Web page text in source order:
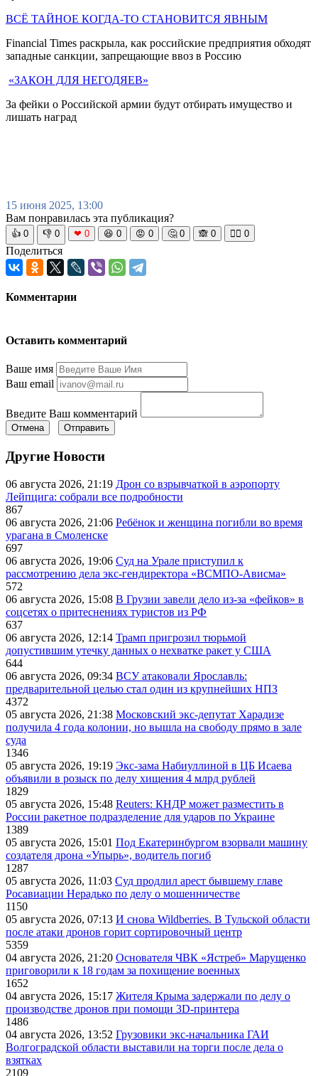
ВСЁ ТАЙНОЕ КОГДА-ТО СТАНОВИТСЯ ЯВНЫМ
Financial Times раскрыла, как российские предприятия обходят
западные санкции, запрещающие ввоз в Россию
«ЗАКОН ДЛЯ НЕГОДЯЕВ»
За фейки о Российской армии будут отбирать имущество и
лишать наград
15 июня 2025, 13:00
Вам понравилась эта публикация?
👍 0 👎 0 ❤ 0 😆 0 😡 0 🤔 0 🙈 0 🧘‍♀️ 0
Поделиться
Комментарии
Оставить комментарий
Ваше имя
Ваш email
Введите Ваш комментарий
Отмена Отправить
Другие Новости
06 августа 2026, 21:19 Дрон со взрывчаткой в аэропорту
Лейпцига: собрали все подробности
867
06 августа 2026, 21:06 Ребёнок и женщина погибли во время
урагана в Смоленске
697
06 августа 2026, 19:06 Суд на Урале приступил к
рассмотрению дела экс-гендиректора «ВСМПО-Ависма»
572
06 августа 2026, 15:08 В Грузии завели дело из-за «фейков» в
соцсетях о притеснениях туристов из РФ
637
06 августа 2026, 12:14 Трамп пригрозил тюрьмой
допустившим утечку данных о нехватке ракет у США
644
06 августа 2026, 09:34 ВСУ атаковали Ярославль:
предварительной целью стал один из крупнейших НПЗ
4372
05 августа 2026, 21:38 Московский экс-депутат Харадизе
получила 4 года колонии, но вышла на свободу прямо в зале
суда
1346
05 августа 2026, 19:19 Экс-зама Набиуллиной в ЦБ Исаева
объявили в розыск по делу хищения 4 млрд рублей
1829
05 августа 2026, 15:48 Reuters: КНДР может разместить в
России ракетное подразделение для ударов по Украине
1389
05 августа 2026, 15:01 Под Екатеринбургом взорвали машину
создателя дрона «Упырь», водитель погиб
1287
05 августа 2026, 11:03 Суд продлил арест бывшему главе
Росавиации Нерадько по делу о мошенничестве
1150
05 августа 2026, 07:13 И снова Wildberries. В Тульской области
после атаки дронов горит сортировочный центр
5359
04 августа 2026, 21:20 Основателя ЧВК «Ястреб» Марущенко
приговорили к 18 годам за похищение военных
1652
04 августа 2026, 15:17 Жителя Крыма задержали по делу о
производстве дронов при помощи 3D‑принтера
1486
04 августа 2026, 13:52 Грузовики экс-начальника ГАИ
Волгоградской области выставили на торги после дела о
взятках
2109